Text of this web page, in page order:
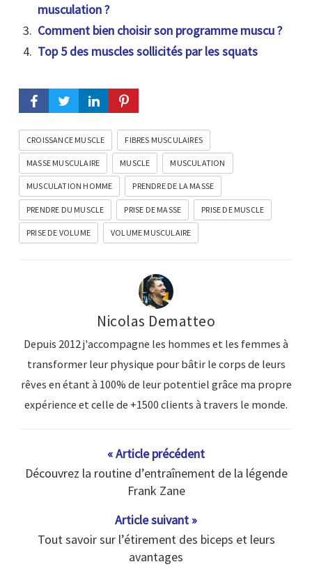
musculation ?
Comment bien choisir son programme muscu ?
Top 5 des muscles sollicités par les squats
CROISSANCE MUSCLE FIBRES MUSCULAIRES
MASSE MUSCULAIRE MUSCLE MUSCULATION
MUSCULATION HOMME PRENDRE DE LA MASSE
PRENDRE DU MUSCLE PRISE DE MASSE PRISE DE MUSCLE
PRISE DE VOLUME VOLUME MUSCULAIRE
Nicolas Dematteo
Depuis 2012 j'accompagne les hommes et les femmes à
transformer leur physique pour bâtir le corps de leurs
rêves en étant à 100% de leur potentiel grâce ma propre
expérience et celle de +1500 clients à travers le monde.
« Article précédent
Découvrez la routine d’entraînement de la légende
Frank Zane
Article suivant »
Tout savoir sur l’étirement des biceps et leurs
avantages